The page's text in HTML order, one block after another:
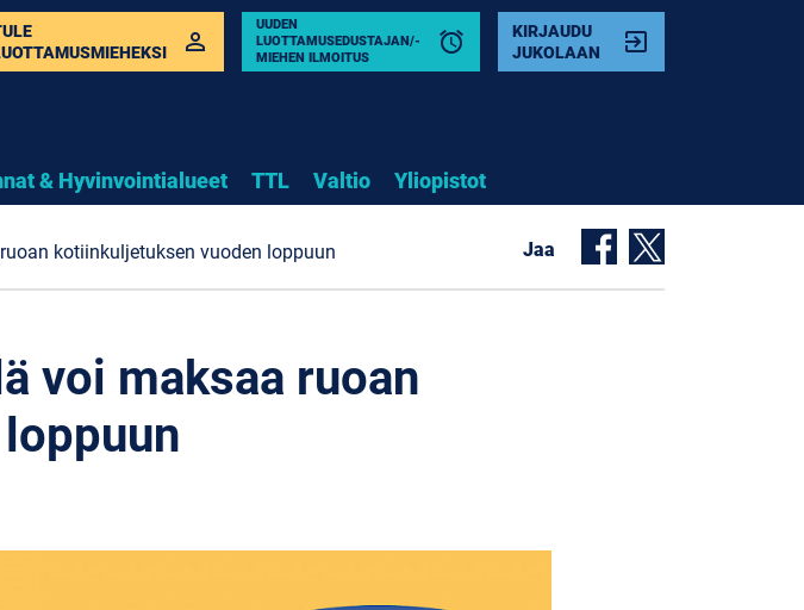
& Hyvinvointialueet TTL Valtio Yliopistot
perm_identity
UUDEN
LUOTTAMUSEDUSTAJAN/-
MIEHEN ILMOITUS
alarm
KIRJAUDU
JUKOLAAN
exit_to_app
kotiinkuljetuksen vuoden loppuun Jaa
voi maksaa ruoan